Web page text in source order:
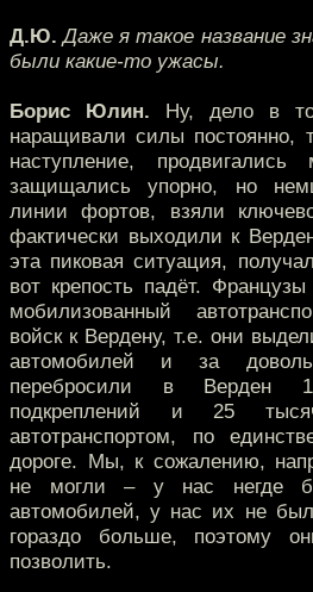
Д.Ю. Даже я такое название
были какие-то ужасы.
Борис Юлин. Ну, дело в
наращивали силы постоянно,
наступление,
защищались упорно, но
линии фортов, взяли
фактически выходили к
эта пиковая ситуация,
вот крепость падёт.
мобилизованный
войск к Вердену, т.е. они
автомобилей и за
перебросили в Верден
подкреплений и 25
автотранспортом, по
дороге. Мы, к сожалению,
не могли – у нас негде
автомобилей, у нас их не
гораздо больше, поэтому
позволить.